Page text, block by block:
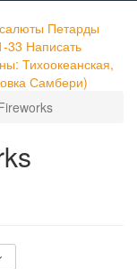
Петарды
33 Написать
Тихоокеанская,
Самбери)